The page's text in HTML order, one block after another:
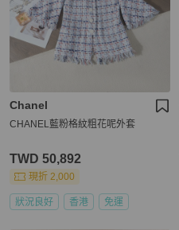
Chanel
CHANEL藍粉格紋粗花呢外套
TWD 50,892
現折 2,000
狀況良好 香港 免運